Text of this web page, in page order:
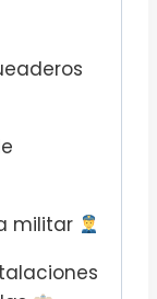
militar